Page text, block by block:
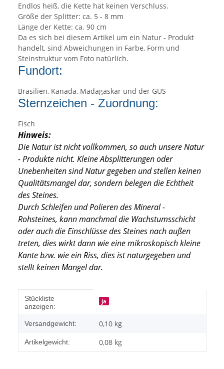
Endlos heiß, die Kette hat keinen Verschluss.
Größe der Splitter: ca. 5 - 8 mm
Länge der Kette: ca. 90 cm
Da es sich bei diesem Artikel um ein Natur - Produkt
handelt, sind Abweichungen in Farbe, Form und
Steinstruktur vom Foto natürlich.
Fundort:
Brasilien, Kanada, Madagaskar und der GUS
Sternzeichen - Zuordnung:
Fisch
Hinweis:
Die Natur ist nicht vollkommen, so auch unsere Natur
- Produkte nicht. Kleine Absplitterungen oder
Unebenheiten sind Natur gegeben und stellen keinen
Qualitätsmangel dar, sondern belegen die Echtheit
des Steines.
Durch Schleifen und Polieren des Mineral -
Rohsteines, kann manchmal die Wachstumsschicht
oder auch die Einschlüsse des Steines nach außen
treten, dies wirkt dann wie eine mikroskopisch kleine
Kantebzw. wie ein Riss, dies ist naturgegeben und
stellt keinen Mangel dar.
Produkteigenschaft
Wert
Stückliste
anzeigen:
ja
Versandgewicht: 0,10 kg
Artikelgewicht: 0,08 kg